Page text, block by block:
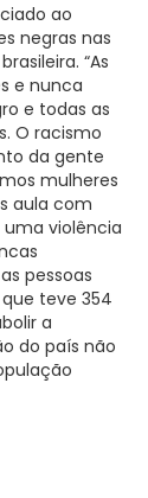
ao
negras nas
“As
e nunca
e todas as
O racismo
da gente
mulheres
aula com
uma violência
pessoas
teve 354
a
do país não